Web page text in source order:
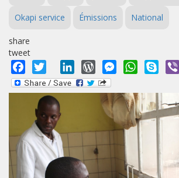
Okapi service Émissions National
share
tweet
Facebook
Twitter LinkedInWordPressMessengerWhatsApp
Skype